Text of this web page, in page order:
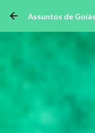
Pular
Assuntos de Goiás